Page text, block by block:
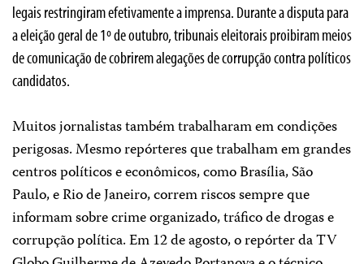
legais restringiram efetivamente a imprensa. Durante a disputa para
a eleição geral de 1º de outubro, tribunais eleitorais proibiram meios
de comunicação de cobrirem alegações de corrupção contra políticos
candidatos.
Muitos jornalistas também trabalharam em condições
perigosas. Mesmo repórteres que trabalham em grandes
centros políticos e econômicos, como Brasília, São
Paulo, e Rio de Janeiro, correm riscos sempre que
informam sobre crime organizado, tráfico de drogas e
corrupção política. Em 12 de agosto, o repórter da TV